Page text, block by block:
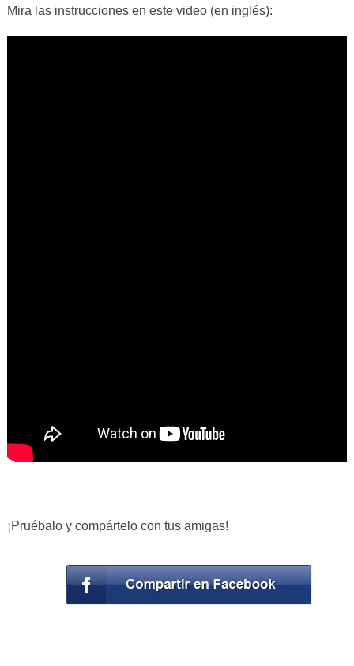
Mira las instrucciones en este video (en inglés):
¡Pruébalo y compártelo con tus amigas!